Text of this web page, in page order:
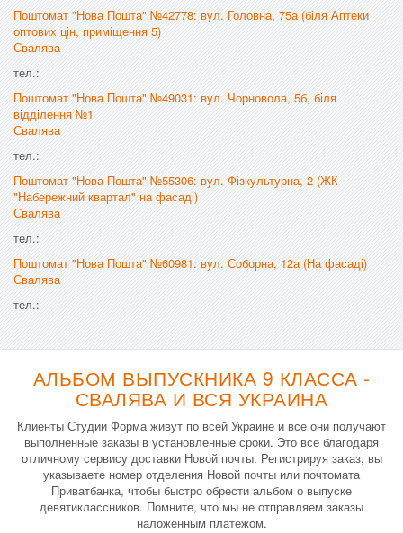
Поштомат "Нова Пошта" №42778: вул. Головна, 75а (біля Аптеки
оптових цін, приміщення 5)
Свалява
тел.:
Поштомат "Нова Пошта" №49031: вул. Чорновола, 5б, біля
відділення №1
Свалява
тел.:
Поштомат "Нова Пошта" №55306: вул. Фізкультурна, 2 (ЖК
"Набережний квартал" на фасаді)
Свалява
тел.:
Поштомат "Нова Пошта" №60981: вул. Соборна, 12а (На фасаді)
Свалява
тел.:
АЛЬБОМ ВЫПУСКНИКА 9 КЛАССА -
СВАЛЯВА И ВСЯ УКРАИНА
Клиенты Студии Форма живут по всей Украине и все они получают
выполненные заказы в установленные сроки. Это все благодаря
отличному сервису доставки Новой почты. Регистрируя заказ, вы
указываете номер отделения Новой почты или почтомата
Приватбанка, чтобы быстро обрести альбом о выпуске
девятиклассников. Помните, что мы не отправляем заказы
наложенным платежом.